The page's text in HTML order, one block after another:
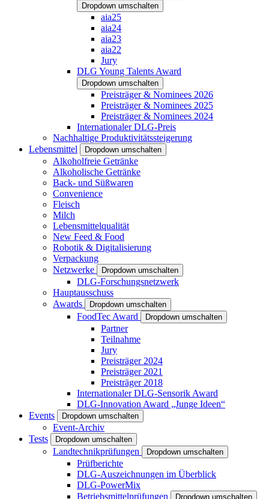
Dropdown umschalten
aia25
aia24
aia23
aia22
Jury
DLG Young Talents Award
Dropdown umschalten
Preisträger & Nominees 2026
Preisträger & Nominees 2025
Preisträger & Nominees 2024
Internationaler DLG-Preis
Nachhaltige Produktivitätssteigerung
Lebensmittel
Dropdown umschalten
Alkoholfreie Getränke
Alkoholische Getränke
Back- und Süßwaren
Convenience
Fleisch
Milch
Lebensmittelqualität
New Feed & Food
Robotik & Digitalisierung
Verpackung
Netzwerke
Dropdown umschalten
DLG-Forschungsnetzwerk
Hauptausschuss
Awards
Dropdown umschalten
FoodTec Award Dropdown umschalten
Partner
Teilnahme
Jury
Preisträger 2024
Preisträger 2021
Preisträger 2018
Internationaler DLG-Sensorik Award
DLG-Innovation Award „Junge Ideen“
Events
Dropdown umschalten
Event-Archiv
Tests
Dropdown umschalten
Landtechnikprüfungen Dropdown umschalten
Prüfberichte
DLG-Auszeichnungen im Überblick
DLG-PowerMix
Betriebsmittelprüfungen
Dropdown umschalten